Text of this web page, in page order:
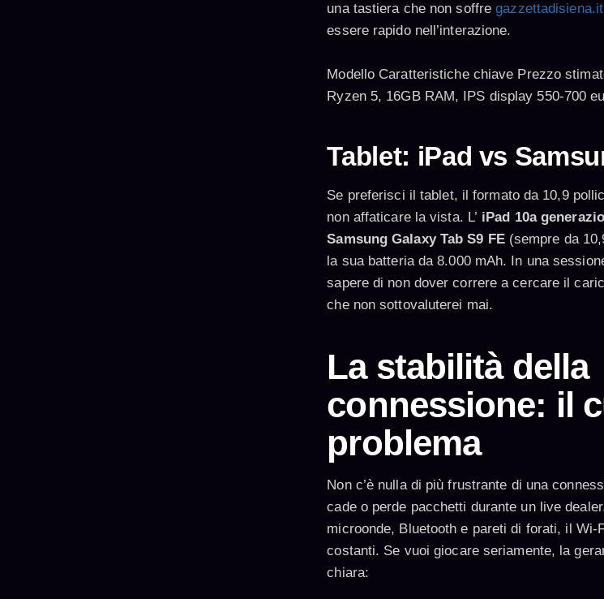
una tastiera che non soffregazzettadisiena.it
essere rapido nell’interazione.
Modello Caratteristiche chiave Prezzo
Ryzen 5, 16GB RAM, IPS display 550-700
Tablet: iPad vs
Se preferisci il tablet, il formato da 10,9
non affaticare la vista. L’ iPad 10a
Samsung Galaxy Tab S9 FE(sempre da
la sua batteria da 8.000 mAh. In una
sapere di non dover correre a cercare il
che non sottovaluterei mai.
La stabilità della
connessione: il
problema
Non c’è nulla di più frustrante di una
cade o perde pacchetti durante un live
microonde, Bluetooth e pareti di forati, il Wi-
costanti. Se vuoi giocare seriamente, la
chiara: